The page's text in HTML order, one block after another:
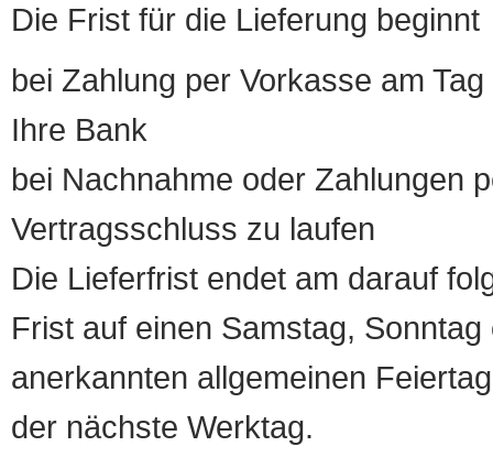
Die Frist für die Lieferung beginnt
bei Zahlung per Vorkasse am
Ihre Bank
bei Nachnahme oder Zahlungen
Vertragsschluss zu laufen
Die Lieferfrist endet am darauf
Frist auf einen Samstag,
anerkannten allgemeinen
der nächste Werktag.